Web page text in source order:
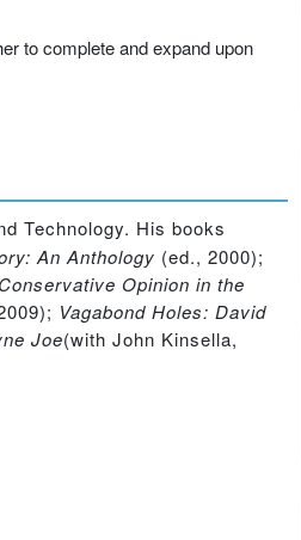
to complete and expand upon
Technology. His books
An Anthology (ed., 2000);
Opinion in the
Vagabond Holes: David
Joe(with John Kinsella,